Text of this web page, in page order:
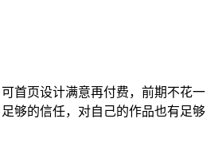
首页设计满意再付费，前期不花一
够的信任，对自己的作品也有足够